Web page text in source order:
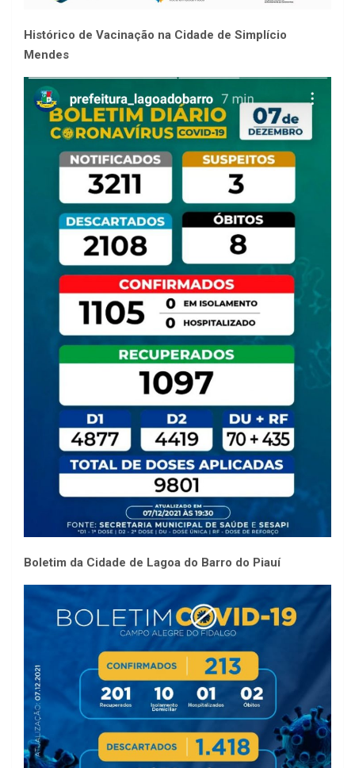
Histórico de Vacinação na Cidade de Simplício
Mendes
Boletim da Cidade de Lagoa do Barro do Piauí